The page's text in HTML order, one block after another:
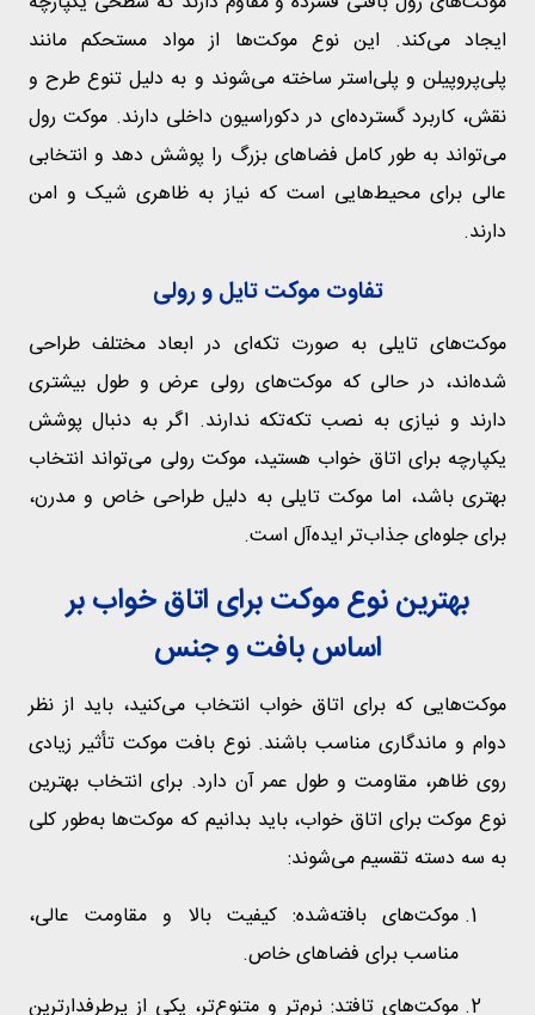
ایجاد می‌کند. این نوع موکت‌ها از مواد مستحکم مانند
پلی‌پروپیلن و پلی‌استر ساخته می‌شوند و به دلیل تنوع طرح و
نقش، کاربرد گسترده‌ای در دکوراسیون داخلی دارند. موکت رول
می‌تواند به طور کامل فضاهای بزرگ را پوشش دهد و انتخابی
عالی برای محیط‌هایی است که نیاز به ظاهری شیک و امن
دارند.
تفاوت موکت تایل و رولی
موکت‌های تایلی به صورت تکه‌ای در ابعاد مختلف طراحی
شده‌اند، در حالی که موکت‌های رولی عرض و طول بیشتری
دارند و نیازی به نصب تکه‌تکه ندارند. اگر به دنبال پوشش
یکپارچه برای اتاق‌ خواب هستید، موکت رولی می‌تواند انتخاب
بهتری باشد، اما موکت تایلی به دلیل طراحی خاص و مدرن،
برای جلوه‌ای جذاب‌تر ایده‌آل است.
بهترین نوع موکت برای اتاق خواب بر
اساس بافت و جنس
موکت‌هایی که برای اتاق خواب انتخاب می‌کنید، باید از نظر
دوام و ماندگاری مناسب باشند. نوع بافت موکت تأثیر زیادی
روی ظاهر، مقاومت و طول عمر آن دارد. برای انتخاب بهترین
نوع موکت برای اتاق خواب، باید بدانیم که موکت‌ها به‌طور کلی
به سه دسته تقسیم می‌شوند:
موکت‌های بافته‌شده: کیفیت بالا و مقاومت عالی،
مناسب برای فضاهای خاص.
موکت‌های تافتد: نرم‌تر و متنوع‌تر، یکی از پرطرفدارترین